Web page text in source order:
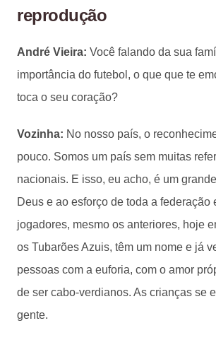
reprodução
André Vieira: Você falando da sua
importância do futebol, o que que te
toca o seu coração?
Vozinha: No nosso país, o
pouco. Somos um país sem muitas
nacionais. E isso, eu acho, é um
Deus e ao esforço de toda a federação
jogadores, mesmo os anteriores, hoje
os Tubarões Azuis, têm um nome e já
pessoas com a euforia, com o amor
de ser cabo-verdianos. As crianças se
gente.